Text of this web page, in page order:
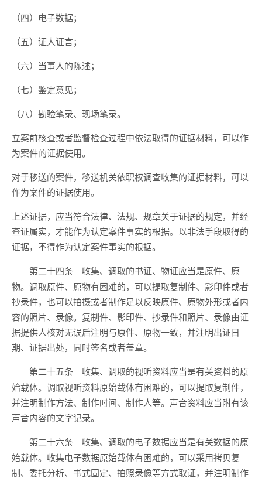
（四）电子数据；
（五）证人证言；
（六）当事人的陈述；
（七）鉴定意见；
（八）勘验笔录、现场笔录。
立案前核查或者监督检查过程中依法取得的证据材料，可以作
为案件的证据使用。
对于移送的案件，移送机关依职权调查收集的证据材料，可以
作为案件的证据使用。
上述证据，应当符合法律、法规、规章关于证据的规定，并经
查证属实，才能作为认定案件事实的根据。以非法手段取得的
证据，不得作为认定案件事实的根据。
第二十四条 收集、调取的书证、物证应当是原件、原
物。调取原件、原物有困难的，可以提取复制件、影印件或者
抄录件，也可以拍摄或者制作足以反映原件、原物外形或者内
容的照片、录像。复制件、影印件、抄录件和照片、录像由证
据提供人核对无误后注明与原件、原物一致，并注明出证日
期、证据出处，同时签名或者盖章。
第二十五条 收集、调取的视听资料应当是有关资料的原
始载体。调取视听资料原始载体有困难的，可以提取复制件，
并注明制作方法、制作时间、制作人等。声音资料应当附有该
声音内容的文字记录。
第二十六条 收集、调取的电子数据应当是有关数据的原
始载体。收集电子数据原始载体有困难的，可以采用拷贝复
制、委托分析、书式固定、拍照录像等方式取证，并注明制作